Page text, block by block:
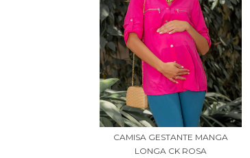
CAMISA GESTANTE MANGA
LONGA CK ROSA